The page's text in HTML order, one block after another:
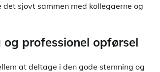
sjovt sammen med kollegaerne og
professionel opførsel
at deltage i den gode stemning og